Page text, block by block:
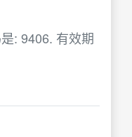
: 9406. 有效期